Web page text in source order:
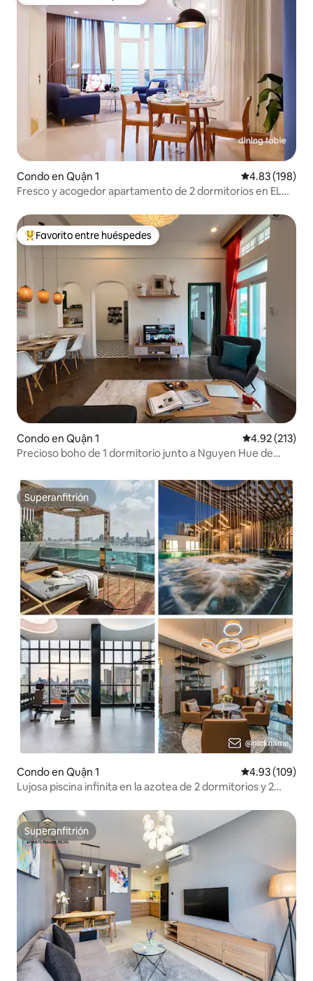
Condo en Quận 1 Calificación
4.83 (198)
Fresco y acogedor apartamento de 2 dormitorios en EL
Favorito entre huéspedes preferido
Favorito entre huéspedes
Condo en Quận 1 Calificación
4.92 (213)
Precioso boho de 1 dormitorio junto a Nguyen Hue de
Superanfitrión
Superanfitrión
Condo en Quận 1 Calificación
4.93 (109)
Lujosa piscina infinita en la azotea de 2 dormitorios y 2
Superanfitrión
Superanfitrión